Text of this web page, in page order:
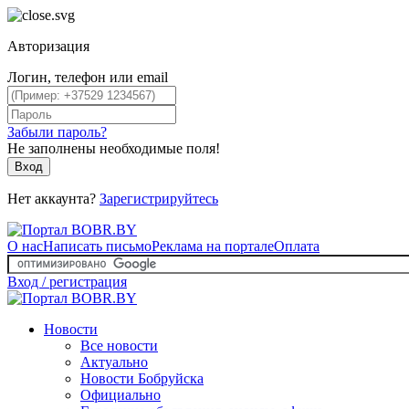
Авторизация
Логин, телефон или email
Забыли пароль?
Не заполнены необходимые поля!
Вход
Нет аккаунта? Зарегистрируйтесь
О насНаписать письмоРеклама на порталеОплата
Вход / регистрация
Новости
Все новости
Актуально
Новости Бобруйска
Официально